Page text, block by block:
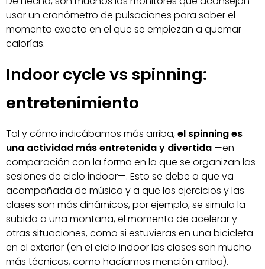
usar un cronómetro de pulsaciones para saber el
momento exacto en el que se empiezan a quemar
calorías.
Indoor cycle vs spinning:
entretenimiento
Tal y cómo indicábamos más arriba,el spinning es
una actividad más entretenida y divertida —en
comparación con la forma en la que se organizan las
sesiones de ciclo indoor—. Esto se debe a que va
acompañada de música y a que los ejercicios y las
clases son más dinámicos, por ejemplo, se simula la
subida a una montaña, el momento de acelerar y
otras situaciones, como si estuvieras en una bicicleta
en el exterior (en el ciclo indoor las clases son mucho
más técnicas, como hacíamos mención arriba).